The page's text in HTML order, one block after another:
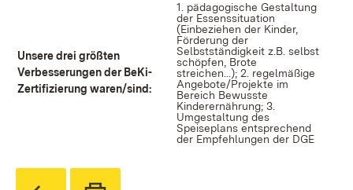
Unsere drei größten
Verbesserungen der BeKi-
Zertifizierung waren/sind:
1. pädagogische Gestaltung
der Essenssituation
(Einbeziehen der Kinder,
Förderung der
Selbstständigkeit z.B. selbst
schöpfen, Brote
streichen...); 2. regelmäßige
Angebote/Projekte im
Bereich Bewusste
Kinderernährung; 3.
Umgestaltung des
Speiseplans entsprechend
der Empfehlungen der DGE